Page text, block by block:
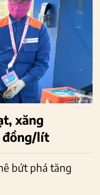
xăng
đồng/lít
bứt phá tăng